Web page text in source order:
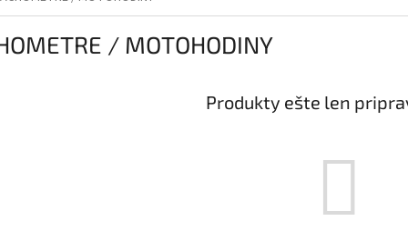
/ MOTOHODINY
Produkty ešte len